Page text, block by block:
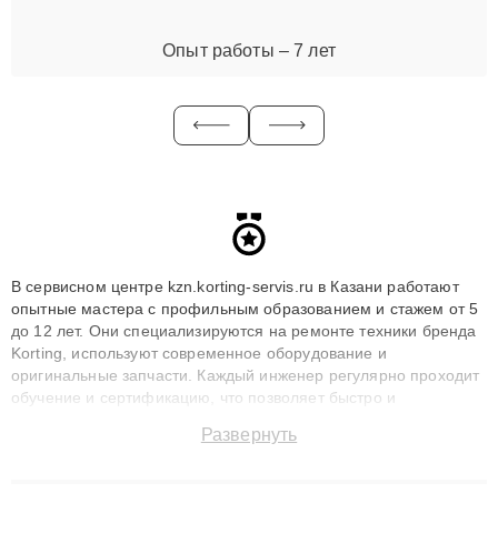
Опыт работы – 7 лет
В сервисном центре kzn.korting-servis.ru в Казани работают
опытные мастера с профильным образованием и стажем от 5
до 12 лет. Они специализируются на ремонте техники бренда
Korting, используют современное оборудование и
оригинальные запчасти. Каждый инженер регулярно проходит
обучение и сертификацию, что позволяет быстро и
сохранением гарантии до 3 лет. Наши мастера решают
Развернуть